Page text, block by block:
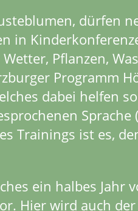
dürfen
in
Pflanzen,
Programm
dabei helfen
Trainings ist es,
ein halbes
Hier wird auch